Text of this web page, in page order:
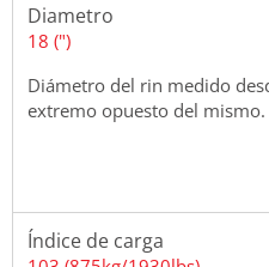
Diametro
18 (")
Diámetro del rin medido
extremo opuesto del mismo.
Índice de carga